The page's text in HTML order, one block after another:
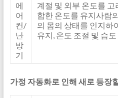
에
어
컨/
난
방
기
계절 및 외부 온도를
합한 온도를 유지사람
의 몸의 상태를 인지하
유지, 온도 조절 및 습
가정 자동화로 인해 새로 등장